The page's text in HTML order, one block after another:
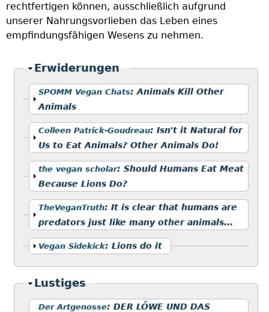
rechtfertigen können, ausschließlich aufgrund
unserer Nahrungsvorlieben das Leben eines
empfindungsfähigen Wesens zu nehmen.
Ausblenden
Erwiderungen
Anzeigen
SPOMM Vegan Chats:Animals Kill Other
Animals
Anzeigen
Colleen Patrick-Goudreau:Isn't it Natural for
Us to Eat Animals? Other Animals Do!
Anzeigen
the vegan scholar:Should Humans Eat Meat
Because Lions Do?
Anzeigen
TheVeganTruth:It is clear that humans are
predators just like many other animals...
Anzeigen
Vegan Sidekick:Lions do it
Ausblenden
Lustiges
Anzeigen
Der Artgenosse:DER LÖWE UND DAS